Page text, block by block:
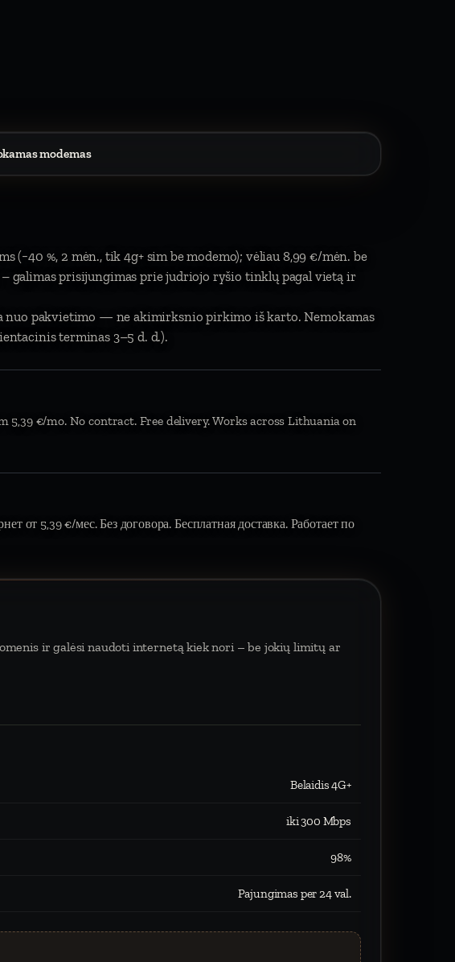
modemas
(−40 %, 2 mėn., tik 4g+ sim be modemo); vėliau 8,99 €/mėn. be
galimas prisijungimas prie judriojo ryšio tinklų pagal vietą ir
nuo pakvietimo — ne akimirksnio pirkimo iš karto. Nemokamas
terminas 3–5 d. d.).
€/mo. No contract. Free delivery. Works across Lithuania on
5,39 €/мес. Без договора. Бесплатная доставка. Работает по
ir galėsi naudoti internetą kiek nori – be jokių limitų ar
Belaidis 4G+
iki 300 Mbps
98%
Pajungimas per 24 val.